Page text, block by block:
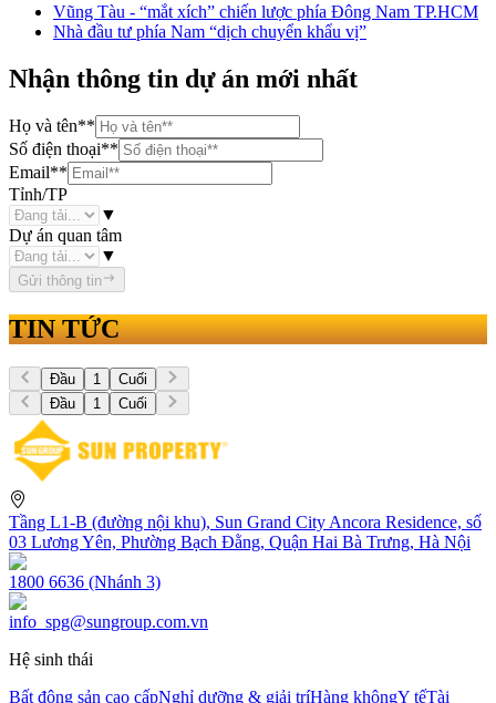
Vũng Tàu - “mắt xích” chiến lược phía Đông Nam TP.HCM
Nhà đầu tư phía Nam “dịch chuyển khẩu vị”
Nhận thông tin dự án mới nhất
Họ và tên**
Số điện thoại**
Email**
Tỉnh/TP
▼
Dự án quan tâm
▼
Gửi thông tin
TIN TỨC
Đầu 1
Cuối
Đầu
1 Cuối
Tầng L1-B (đường nội khu), Sun Grand City Ancora Residence, số
03 Lương Yên, Phường Bạch Đằng, Quận Hai Bà Trưng, Hà Nội
1800 6636 (Nhánh 3)
info_spg@sungroup.com.vn
Hệ sinh thái
Bất động sản cao cấpNghỉ dưỡng & giải tríHàng khôngY tếTài